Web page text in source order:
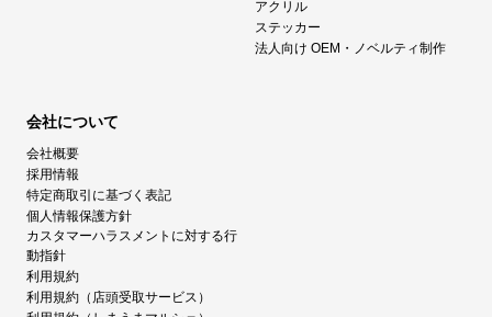
アクリル
ステッカー
法人向け OEM・ノベルティ制作
会社について
会社概要
採用情報
特定商取引に基づく表記
個人情報保護方針
カスタマーハラスメントに対する行
動指針
利用規約
利用規約（店頭受取サービス）